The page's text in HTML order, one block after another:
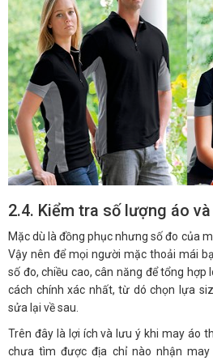
2.4. Kiểm tra số lượng áo
Mặc dù là đồng phục nhưng số đo của
Vậy nên để mọi người mặc thoải mái
số đo, chiều cao, cân năng để tổng
cách chính xác nhất, từ dó chọn lựa
sửa lại về sau.
Trên đây là lợi ích và lưu ý khi may áo
chưa tìm được địa chỉ nào nhận